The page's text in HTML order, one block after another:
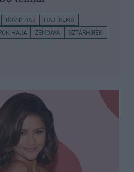
RÖVID HAJ
HAJTREND
HAJA ZENDAYA
SZTÁRHÍREK